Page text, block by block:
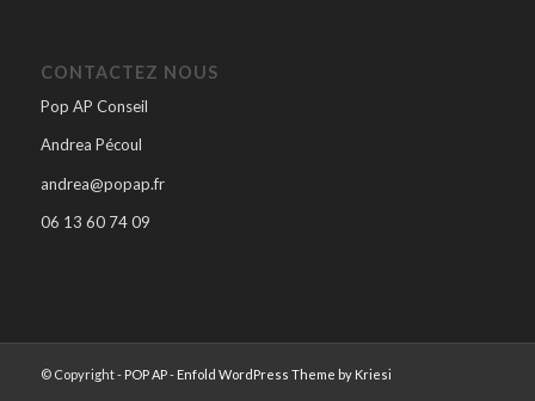
CONTACTEZ NOUS
Pop AP Conseil
Andrea Pécoul
andrea@popap.fr
06 13 60 74 09
© Copyright - POP AP- Enfold WordPress Theme by Kriesi